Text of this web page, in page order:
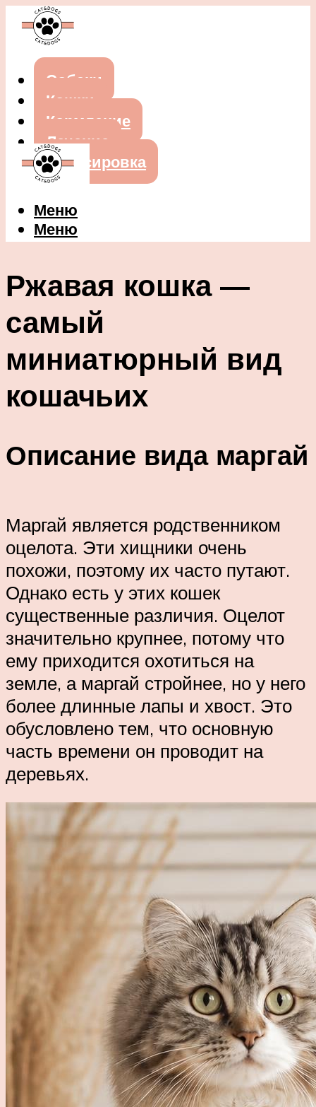
Собаки
Кошки
Кормление
Лечение
Дрессировка
Меню
Меню
Ржавая кошка —
самый
миниатюрный вид
кошачьих
Описание вида маргай
Маргай является родственником
оцелота. Эти хищники очень
похожи, поэтому их часто путают.
Однако есть у этих кошек
существенные различия. Оцелот
значительно крупнее, потому что
ему приходится охотиться на
земле, а маргай стройнее, но у него
более длинные лапы и хвост. Это
обусловлено тем, что основную
часть времени он проводит на
деревьях.